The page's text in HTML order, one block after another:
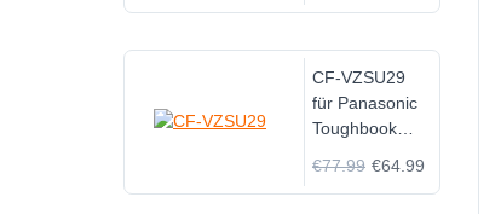
CF-VZSU29
für Panasonic
Toughbook
€77.99 €64.99